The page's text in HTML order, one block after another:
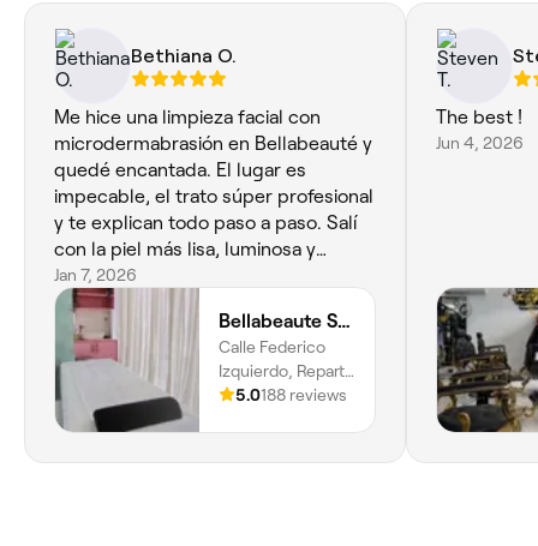
Bethiana O.
Me hice una limpieza facial con
microdermabrasión en Bellabeauté y
quedé encantada. El lugar es
impecable, el trato súper profesional
y te explican todo paso a paso. Salí
con la piel más lisa, luminosa y
uniforme, con los poros visiblemente
más limpios y un glow inmediato. Sin
duda, volveré.
Jan 7, 2026
Bellabeaute SRL
Calle Federico
Izquierdo, Reparto
del Este, Plaza
Santiago De Los
5.0188 reviews
The best !
Jun 4, 2026